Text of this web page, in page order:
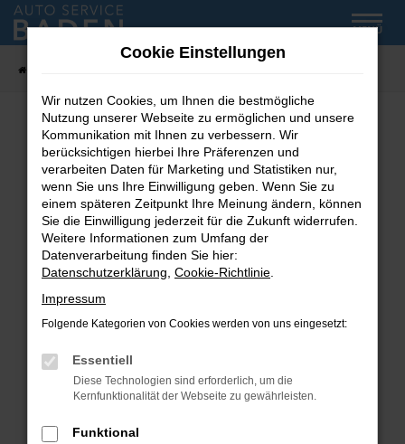
Zum
Hauptinhalt
MENÜ
Fehler: Network Error
Beim Laden ist ein Fehler aufgetreten.
Hier sind ein paar Tipps, die dir helfen können:
Überprüfe deine Firewall und deine
Internetverbindung.
Laden andere Webseiten, zum Beispiel deine
Suchmaschine?
Prüfe deine Browsererweiterungen.
können das Laden bestimmter Seiten
verhindern. Funktioniert die Seite in einem
Fenster?
Cookie Einstellungen
Wir nutzen Cookies, um Ihnen die bestmögliche
Nutzung unserer Webseite zu ermöglichen und unsere
Kommunikation mit Ihnen zu verbessern. Wir
berücksichtigen hierbei Ihre Präferenzen und
verarbeiten Daten für Marketing und Statistiken nur,
wenn Sie uns Ihre Einwilligung geben. Wenn Sie zu
einem späteren Zeitpunkt Ihre Meinung ändern, können
Sie die Einwilligung jederzeit für die Zukunft widerrufen.
Weitere Informationen zum Umfang der
Datenverarbeitung finden Sie hier:
Datenschutzerklärung Cookie-Richtlinie
Impressum
Folgende Kategorien von Cookies werden von uns eingesetzt:
Essentiell
Diese Technologien sind erforderlich, um die
Kernfunktionalität der Webseite zu gewährleisten.
Funktional